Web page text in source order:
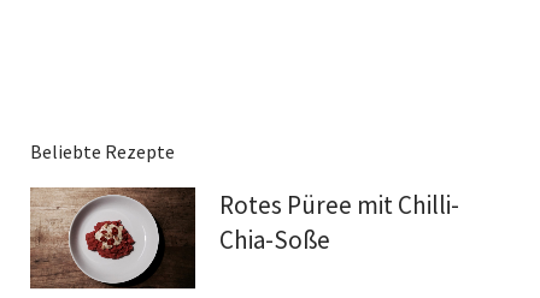
Beliebte Rezepte
Rotes Püree mit Chilli-
Chia-Soße